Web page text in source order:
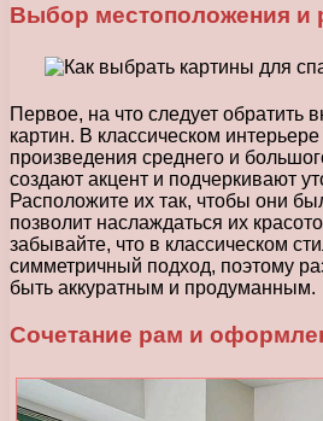
Выбор местоположения и
Первое, на что следует обратить
картин. В классическом
произведения среднего и
создают акцент и подчеркивают
Расположите их так, чтобы они
позволит наслаждаться их
забывайте, что в классическом
симметричный подход, поэтому
быть аккуратным и продуманным.
Сочетание рам и